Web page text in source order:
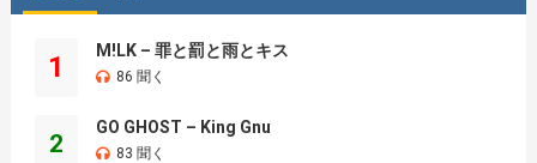
1
M!LK – 罪と罰と雨とキス
86 聞く
2
GO GHOST – King Gnu
83 聞く